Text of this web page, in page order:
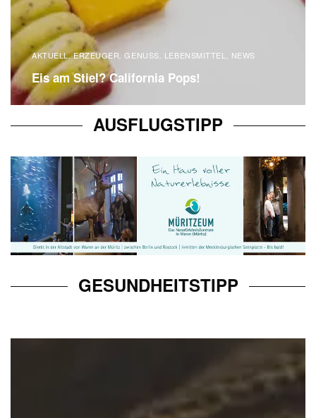
AKTUELL,ERZEUGER,GENUSS, LEBENSMITTEL , NEWS
Eis am Stiel? California Pops!
AUSFLUGSTIPP
GESUNDHEITSTIPP